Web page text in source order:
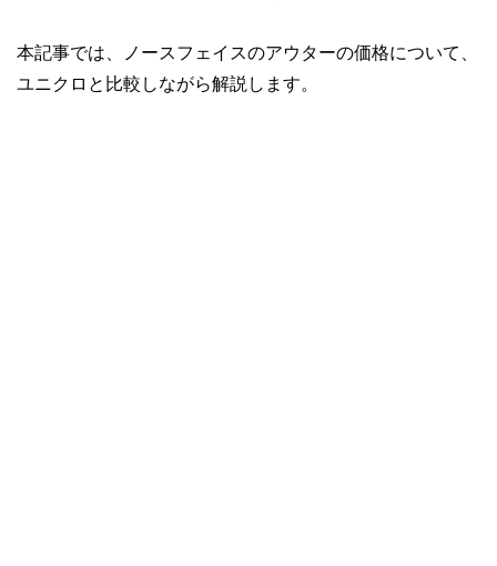
本記事では、ノースフェイスのアウターの価格について、
ユニクロと比較しながら解説します。